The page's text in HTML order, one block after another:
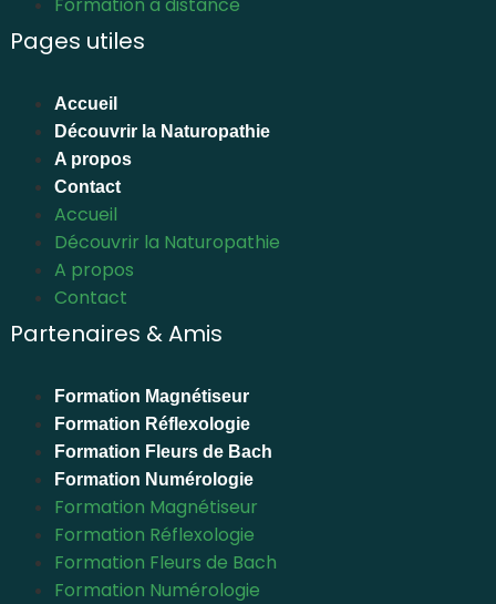
Pages utiles
Accueil
Découvrir la Naturopathie
A propos
Contact
Accueil
Découvrir la Naturopathie
A propos
Contact
Partenaires & Amis
Formation Magnétiseur
Formation Réflexologie
Formation Fleurs de Bach
Formation Numérologie
Formation Magnétiseur
Formation Réflexologie
Formation Fleurs de Bach
Formation Numérologie